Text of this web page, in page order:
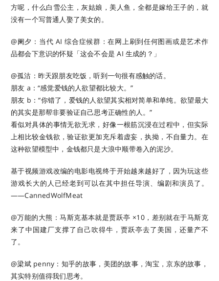
方呢，什么白雪公主，灰姑娘，美人鱼，全都是嫁给王子的，就
没有一个写普通人娶了美女的。
@阑夕：当代 AI 综合症候群：在网上刷到任何图画或是艺术作
品都会下意识的怀疑「这会不会是 AI 生成的？」
@孤沽：昨天跟朋友吃饭，听到一句很有感触的话。
朋友 a：“感觉爱钱的人欲望都比较大。”
朋友 b：“你错了，爱钱的人欲望其实相对简单和单纯。欲望最大
的其实是那帮非要验证自己思考正确性的人。”
看似对具体的事情无欲无求，好像一根筋沉浸在过程中，但实际
上相比较金钱欲，验证欲更加充斥着虚妄，执拗，不自量力。在
这种欲望模型中，金钱都只是大浪中顺带卷入的泥沙。
基于视频游戏改编的电影电视终于开始越来越好了，因为玩这些
游戏长大的人已经老到可以在其中担任导演、编剧和演员了。
——CannedWolfMeat ​​​
@万能的大熊：马斯克基本就是贾跃亭 ×10，差别就在于马斯克
来了中国建厂支撑了自己吹得牛，贾跃亭去了美国，还量产不
了。
@梁斌 penny：知乎的故事，美团的故事，淘宝，京东的故事，
其实特别值得我们思考。